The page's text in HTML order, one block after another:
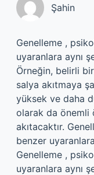
Şahin
Genelleme ,
uyaranlara aynı
Örneğin, belirli
salya akıtmaya
yüksek ve daha
olarak da önemli
akıtacaktır.
benzer
Genelleme ,
uyaranlara aynı